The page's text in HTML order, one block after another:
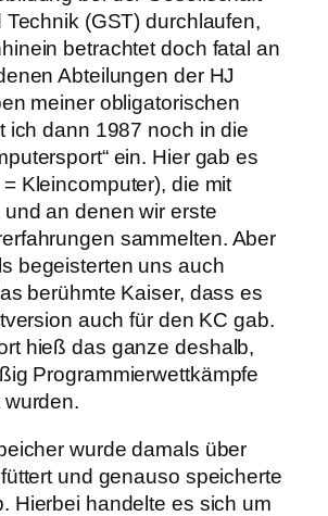
Technik (GST) durchlaufen,
betrachtet doch fatal an
Abteilungen der HJ
meiner obligatorischen
ich dann 1987 noch in die
ein. Hier gab es
Kleincomputer), die mit
an denen wir erste
sammelten. Aber
begeisterten uns auch
berühmte Kaiser, dass es
auch für den KC gab.
hieß das ganze deshalb,
Programmierwettkämpfe
wurde damals über
und genauso speicherte
Hierbei handelte es sich um